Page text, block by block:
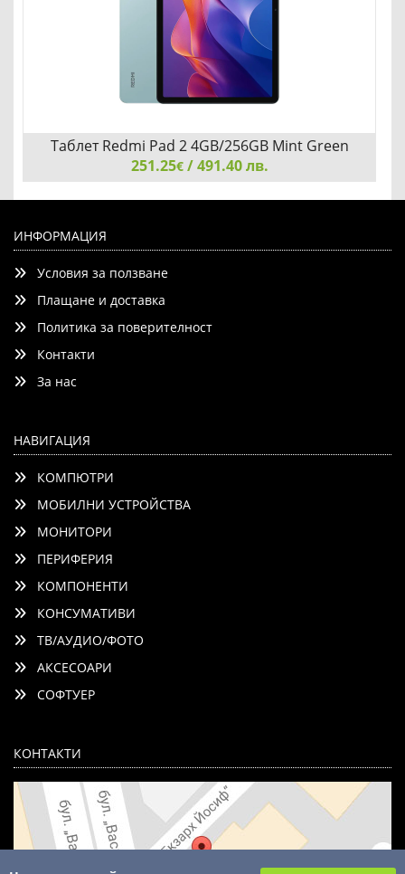
(VHU7190EU)
Таблет Redmi Pad 2 4GB/256GB Mint Green
(VHU7190EU)
251.25€/ 491.40 лв.
ИНФОРМАЦИЯ
Условия за ползване
Плащане и доставка
Политика за поверителност
Контакти
За нас
НАВИГАЦИЯ
КОМПЮТРИ
МОБИЛНИ УСТРОЙСТВА
МОНИТОРИ
ПЕРИФЕРИЯ
КОМПОНЕНТИ
КОНСУМАТИВИ
ТВ/АУДИО/ФОТО
АКСЕСОАРИ
СОФТУЕР
КОНТАКТИ